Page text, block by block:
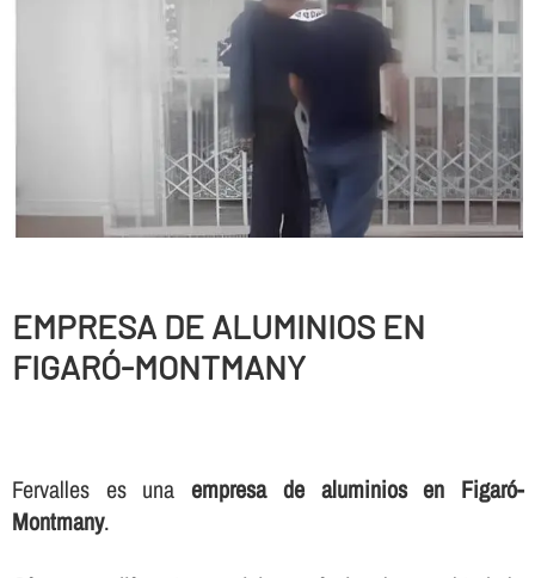
EMPRESA DE ALUMINIOS EN
FIGARÓ-MONTMANY
Fervalles es unaempresa de aluminios en Figaró-
Montmany.